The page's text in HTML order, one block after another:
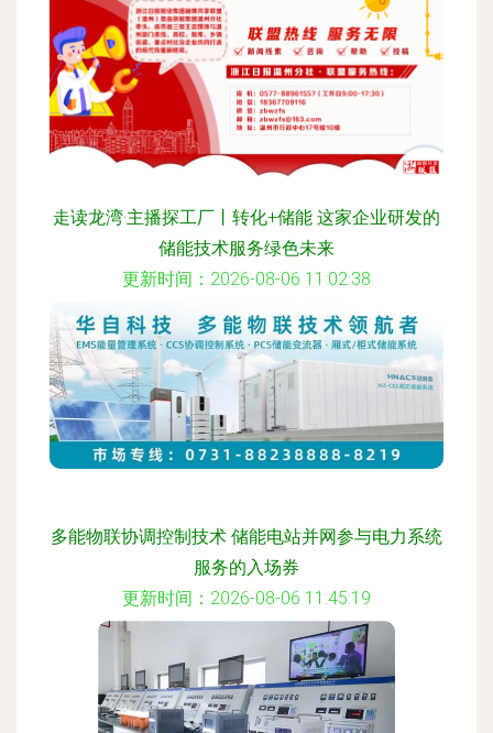
走读龙湾·主播探工厂丨转化+储能 这家企业研发的
储能技术服务绿色未来
更新时间：2026-08-06 11:02:38
多能物联协调控制技术 储能电站并网参与电力系统
服务的入场券
更新时间：2026-08-06 11:45:19